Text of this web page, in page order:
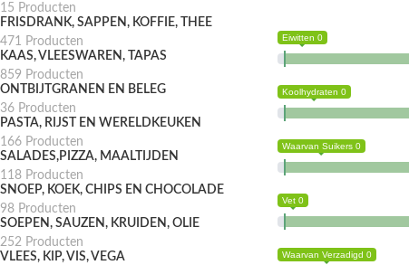
15 Producten
FRISDRANK, SAPPEN, KOFFIE, THEE
471 Producten
KAAS, VLEESWAREN, TAPAS
859 Producten
ONTBIJTGRANEN EN BELEG
36 Producten
PASTA, RIJST EN WERELDKEUKEN
166 Producten
SALADES,PIZZA, MAALTIJDEN
118 Producten
SNOEP, KOEK, CHIPS EN CHOCOLADE
98 Producten
SOEPEN, SAUZEN, KRUIDEN, OLIE
252 Producten
VLEES, KIP, VIS, VEGA
Eiwitten 0
Koolhydraten 0
Waarvan Suikers 0
Vet 0
Waarvan Verzadigd 0